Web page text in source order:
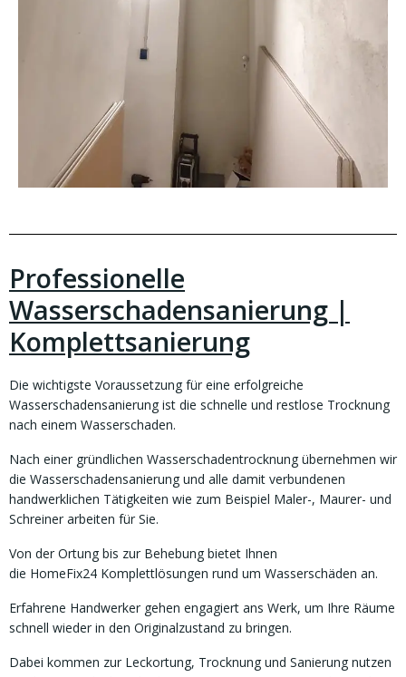
Professionelle
Wasserschadensanierung |
Komplettsanierung
Die wichtigste Voraussetzung für eine erfolgreiche
Wasserschadensanierung ist die schnelle und restlose Trocknung
nach einem Wasserschaden.
Nach einer gründlichen Wasserschadentrocknung übernehmen wir
die Wasserschadensanierung und alle damit verbundenen
handwerklichen Tätigkeiten wie zum Beispiel Maler-, Maurer- und
Schreiner arbeiten für Sie.
Von der Ortung bis zur Behebung bietet Ihnen
die HomeFix24 Komplettlösungen rund um Wasserschäden an.
Erfahrene Handwerker gehen engagiert ans Werk, um Ihre Räume
schnell wieder in den Originalzustand zu bringen.
Dabei kommen zur Leckortung, Trocknung und Sanierung nutzen